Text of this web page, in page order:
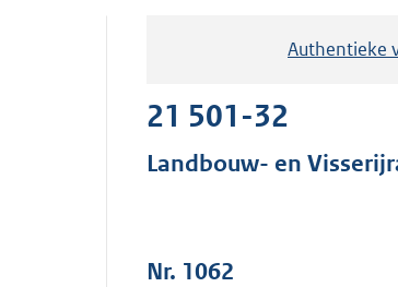
Authentieke
21 501-32
Landbouw- en
Nr. 1062